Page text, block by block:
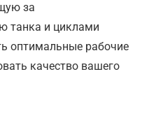
за
танка и циклами
оптимальные рабочие
качество вашего